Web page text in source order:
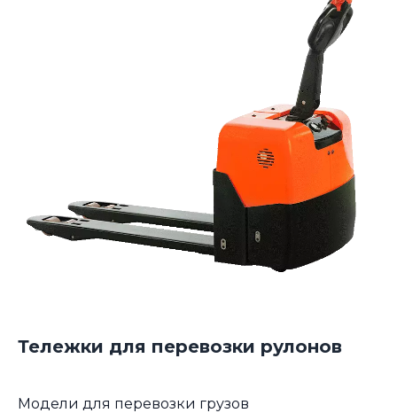
Тележки для перевозки рулонов
Модели для перевозки грузов